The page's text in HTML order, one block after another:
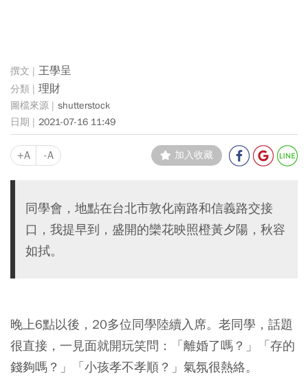
王學呈
理財
shutterstock
2021-07-16 11:49
+A -A 加入收藏
同學會，地點在台北市敦化南路和信義路交接
口，我提早到，盛開的欒花映照橙黃夕陽，秋容
如拭。
晚上6點以後，20多位同學陸續入席。老同學，話題
很直接，一見面就開玩笑問：「離婚了嗎？」「存的
錢夠嗎？」「小孩孝不孝順？」氣氛很熱絡。